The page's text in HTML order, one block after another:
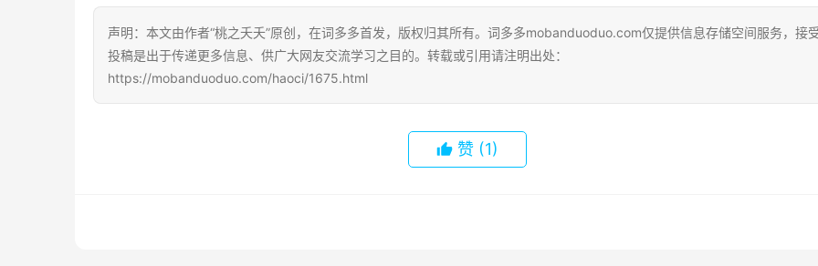
声明：本文由作者“桃之夭夭”原创，在词多多首发，版权归其所有。词多多mobanduoduo.com仅提供信息存储空间服务，接
投稿是出于传递更多信息、供广大网友交流学习之目的。转载或引用请注明出处：
https://mobanduoduo.com/haoci/1675.html
赞 (1)